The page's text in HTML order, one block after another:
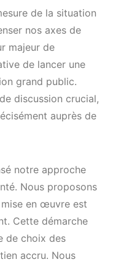
de la situation
nos axes de
majeur de
de lancer une
grand public.
discussion crucial,
auprès de
notre approche
Nous proposons
en œuvre est
Cette démarche
de choix des
accru. Nous